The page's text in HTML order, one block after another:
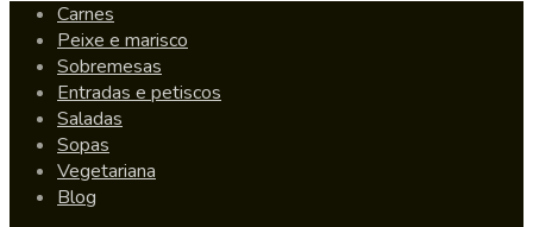
Carnes
Peixe e marisco
Sobremesas
Entradas e petiscos
Saladas
Sopas
Vegetariana
Blog